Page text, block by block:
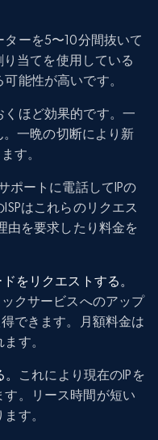
ターを5〜10分間抜いて
り当てを使用している
能性が高いです。
ほど効果的です。一
。一晩の切断により新
す。
ポートに電話してIPの
はこれらのリクエス
由を要求したり料金を
をリクエストする。
クサービスへのアップ
できます。月額料金は
す。
これにより現在のIPを
。リース時間が短い
す。